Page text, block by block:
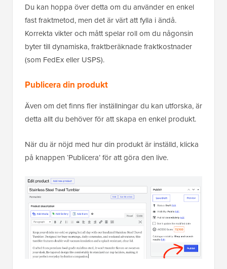
Du kan hoppa över detta om du använder en enkel
fast fraktmetod, men det är värt att fylla i ändå.
Korrekta vikter och mått spelar roll om du någonsin
byter till dynamiska, fraktberäknade fraktkostnader
(som FedEx eller USPS).
Publicera din produkt
Även om det finns fler inställningar du kan utforska, är
detta allt du behöver för att skapa en enkel produkt.
När du är nöjd med hur din produkt är inställd, klicka
på knappen ‘Publicera’ för att göra den live.